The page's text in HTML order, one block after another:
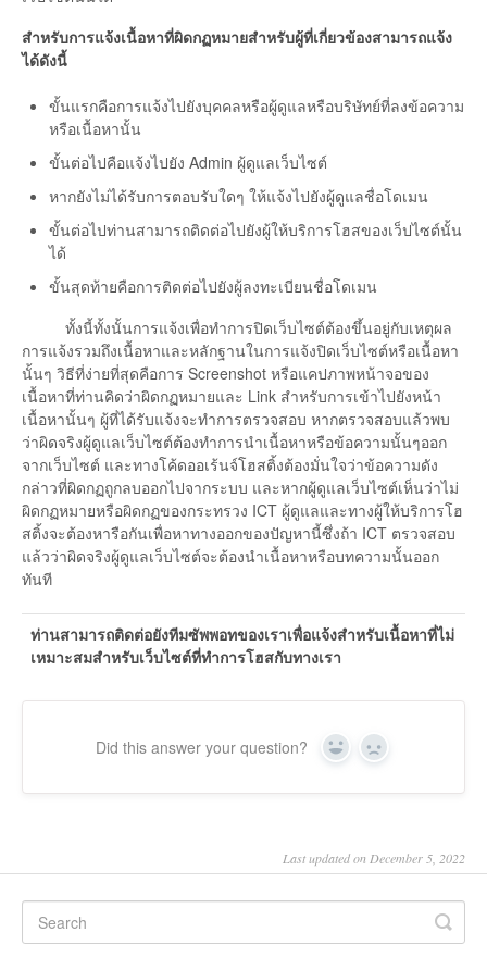
สำหรับการแจ้งเนื้อหาที่ผิดกฏหมายสำหรับผู้ที่เกี่ยวข้องสามารถแจ้ง
ได้ดังนี้
ขั้นแรกคือการแจ้งไปยังบุคคลหรือผู้ดูแลหรือบริษัทย์ที่ลงข้อความ
หรือเนื้อหานั้น
ขั้นต่อไปคือแจ้งไปยัง Admin ผู้ดูแลเว็บไซต์
หากยังไม่ได้รับการตอบรับใดๆ ให้แจ้งไปยังผู้ดูแลชื่อโดเมน
ขั้นต่อไปท่านสามารถติดต่อไปยังผู้ให้บริการโฮสของเว็ปไซต์นั้น
ได้
ขั้นสุดท้ายคือการติดต่อไปยังผู้ลงทะเบียนชื่อโดเมน
ทั้งนี้ทั้งนั้นการแจ้งเพื่อทำการปิดเว็บไซต์ต้องขึ้นอยู่กับเหตุผล
การแจ้งรวมถึงเนื้อหาและหลักฐานในการแจ้งปิดเว็บไซต์หรือเนื้อหา
นั้นๆ วิธีที่ง่ายที่สุดคือการ Screenshot หรือแคปภาพหน้าจอของ
เนื้อหาที่ท่านคิดว่าผิดกฏหมายและ Link สำหรับการเข้าไปยังหน้า
เนื้อหานั้นๆ ผู้ที่ได้รับแจ้งจะทำการตรวจสอบ หากตรวจสอบแล้วพบ
ว่าผิดจริงผู้ดูแลเว็บไซต์ต้องทำการนำเนื้อหาหรือข้อความนั้นๆออก
จากเว็บไซต์ และทางโค้ดออเร้นจ์โฮสติ้งต้องมั่นใจว่าข้อความดัง
กล่าวที่ผิดกฏถูกลบออกไปจากระบบ และหากผู้ดูแลเว็บไซต์เห็นว่าไม่
ผิดกฏหมายหรือผิดกฏของกระทรวง ICT ผู้ดูแลและทางผู้ให้บริการโฮ
สติ้งจะต้องหารือกันเพื่อหาทางออกของปัญหานี้ซึ่งถ้า ICT ตรวจสอบ
แล้วว่าผิดจริงผู้ดูแลเว็บไซต์จะต้องนำเนื้อหาหรือบทความนั้นออก
ทันที
ท่านสามารถติดต่อยังทีมซัพพอทของเราเพื่อแจ้งสำหรับเนื้อหาที่ไม่
เหมาะสมสำหรับเว็บไซต์ที่ทำการโฮสกับทางเรา
Did this answer your question? Yes No
Last updated on December 5, 2022